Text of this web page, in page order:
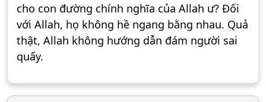
cho con đường chính nghĩa của Allah ư? Đối
với Allah, họ không hề ngang bằng nhau. Quả
thật, Allah không hướng dẫn đám người sai
quấy.